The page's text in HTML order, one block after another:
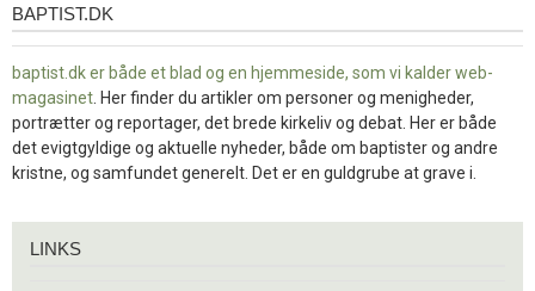
baptist.dk
BAPTIST.DK
baptist.dk er både et blad og en hjemmeside, som vi kalder web-
magasinet . Her finder du artikler om personer og menigheder,
portrætter og reportager, det brede kirkeliv og debat. Her er både
det evigtgyldige og aktuelle nyheder, både om baptister og andre
kristne, og samfundet generelt. Det er en guldgrube at grave i.
LINKS